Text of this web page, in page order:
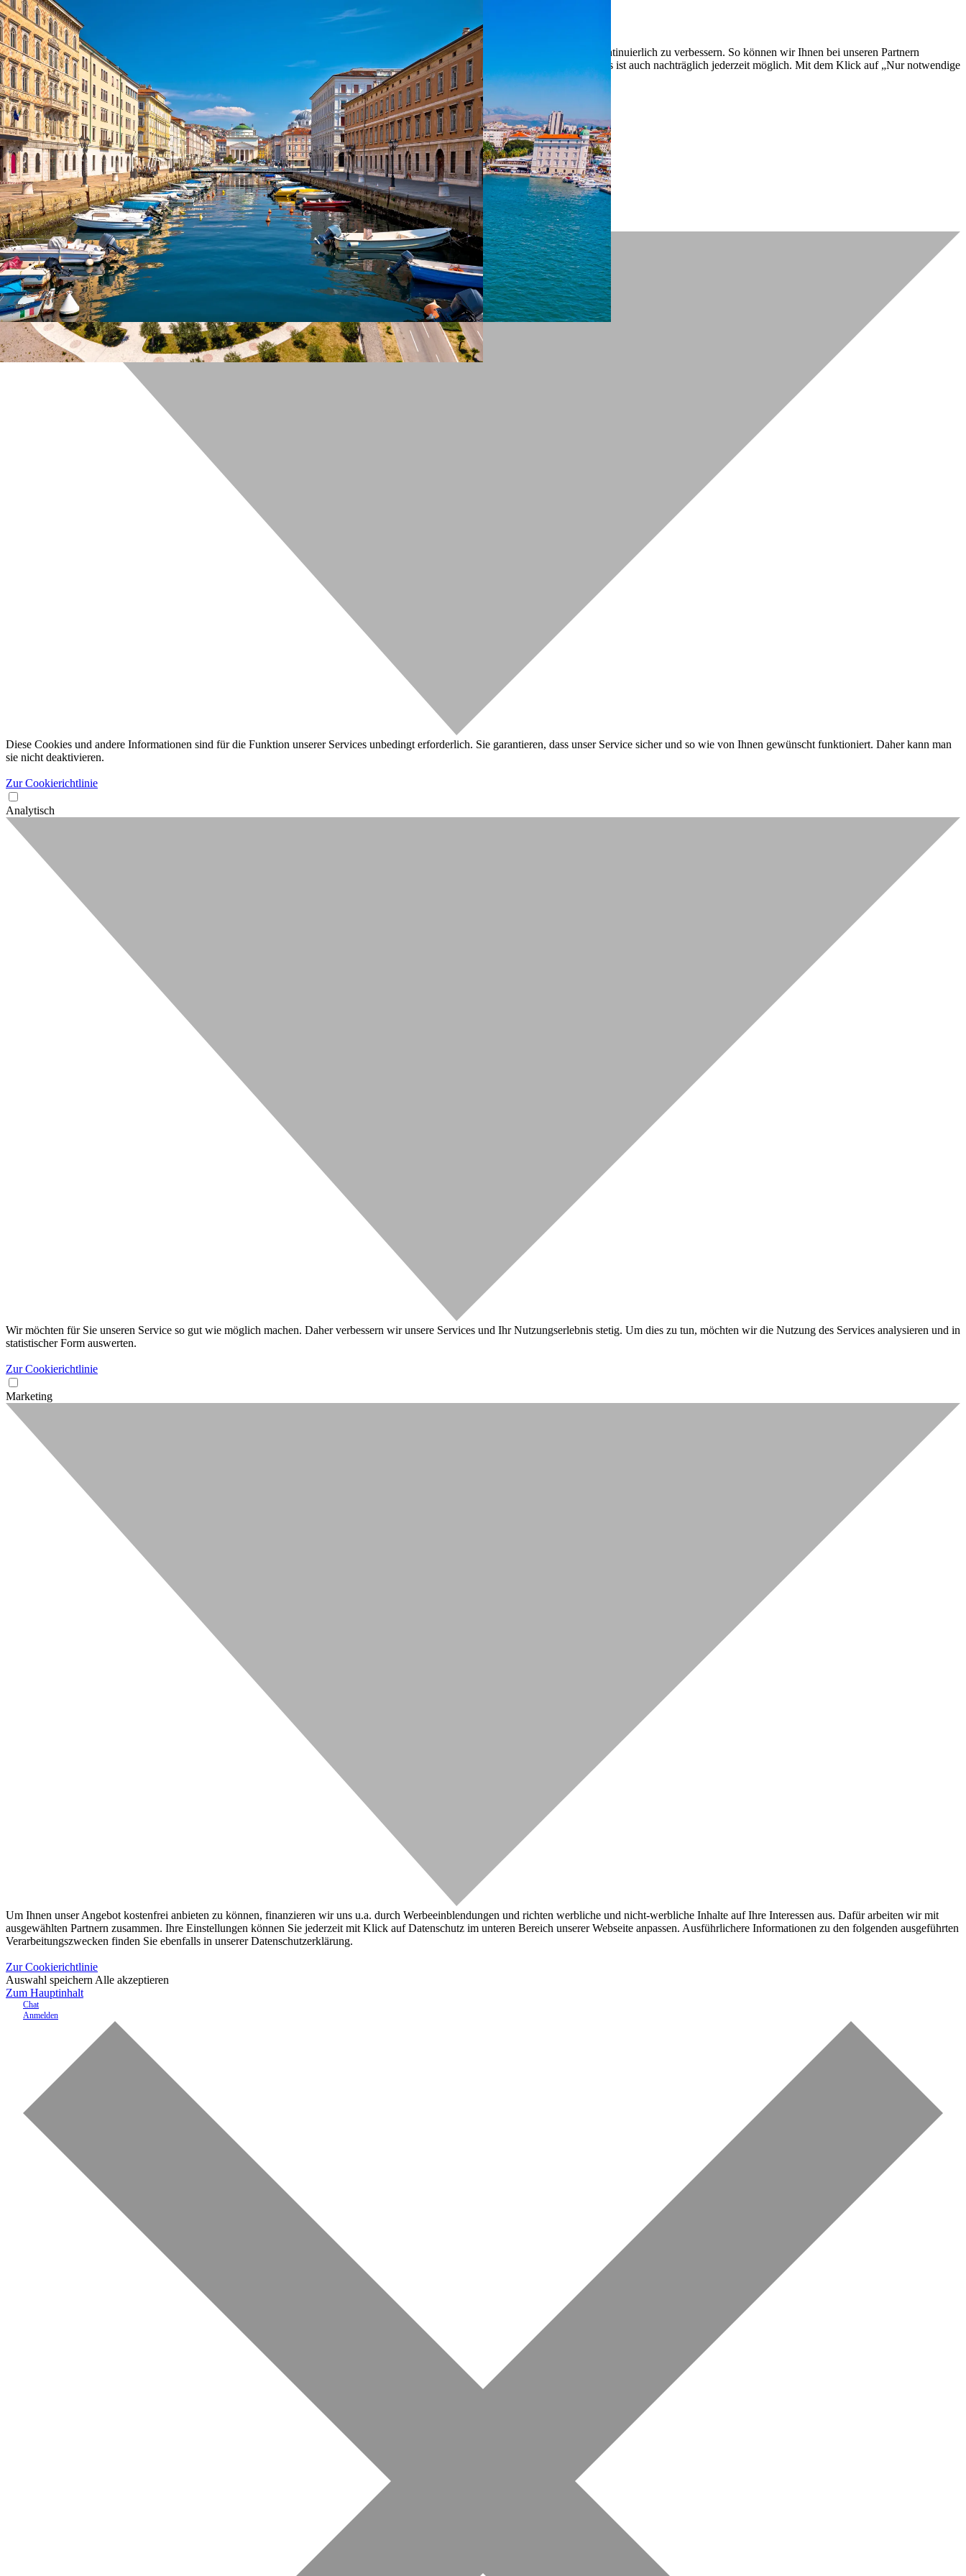
Nur notwendige Cookies
Unvergleichlich lecker
Mit dem Klick auf „geht klar” ermöglichen Sie uns Ihnen über Cookies ein verbessertes Nutzungserlebnis zu servieren und dieses kontinuierlich zu verbessern. So können wir Ihnen bei unseren Partnern
personalisierte Werbung und passende Angebote anzeigen. Über „anpassen” können Sie Ihre persönlichen Präferenzen festlegen. Dies ist auch nachträglich jederzeit möglich. Mit dem Klick auf „Nur notwendige
Cookies” werden lediglich technisch notwendige Cookies gespeichert.
Anpassen Geht klar
Datenschutzerklärung
Cookierichtlinie Impressum
« zurück
Ihre Cookie-Präferenzen verwalten
Wählen Sie, welche Cookies Sie auf check24.de akzeptieren.
Die Cookierichtlinie finden Siehier.
Notwendig
Diese Cookies und andere Informationen sind für die Funktion unserer Services unbedingt erforderlich. Sie garantieren, dass unser Service sicher und so wie von Ihnen gewünscht funktioniert. Daher kann man
sie nicht deaktivieren.
Zur Cookierichtlinie
Analytisch
Wir möchten für Sie unseren Service so gut wie möglich machen. Daher verbessern wir unsere Services und Ihr Nutzungserlebnis stetig. Um dies zu tun, möchten wir die Nutzung des Services analysieren und in
statistischer Form auswerten.
Zur Cookierichtlinie
Marketing
Um Ihnen unser Angebot kostenfrei anbieten zu können, finanzieren wir uns u.a. durch Werbeeinblendungen und richten werbliche und nicht-werbliche Inhalte auf Ihre Interessen aus. Dafür arbeiten wir mit
ausgewählten Partnern zusammen. Ihre Einstellungen können Sie jederzeit mit Klick auf Datenschutz im unteren Bereich unserer Webseite anpassen. Ausführlichere Informationen zu den folgenden ausgeführten
Verarbeitungszwecken finden Sie ebenfalls in unserer Datenschutzerklärung.
Zur Cookierichtlinie
Auswahl speichern Alle akzeptieren
Zum Hauptinhalt
Chat
Anmelden